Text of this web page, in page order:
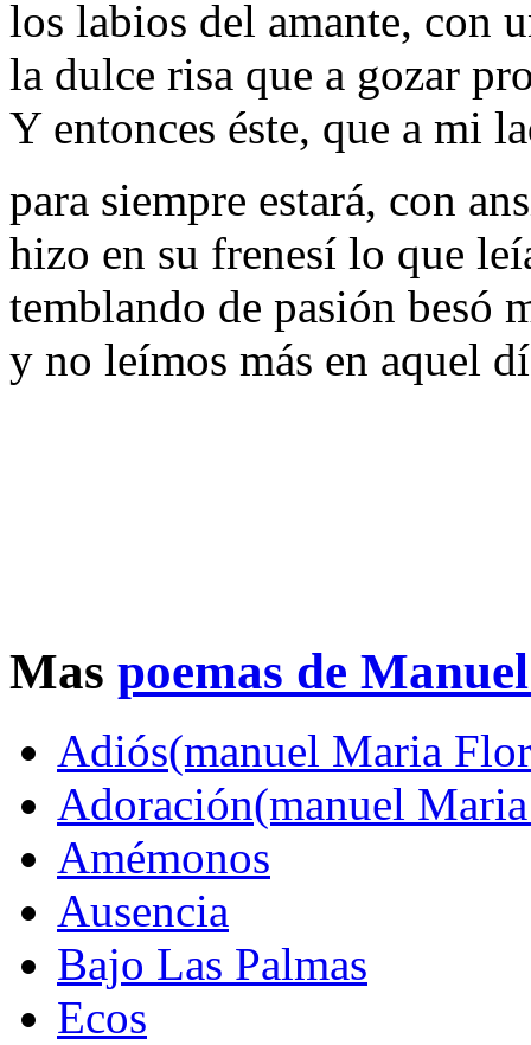
los labios del amante, con
la dulce risa que a gozar
Y entonces éste, que a mi
para siempre estará, con
hizo en su frenesí lo que
temblando de pasión besó
y no leímos más en aquel
Mas poemas de
Adiós(manuel Maria
Adoración(manuel
Amémonos
Ausencia
Bajo Las Palmas
Ecos